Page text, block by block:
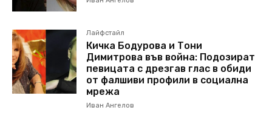
Лайфстайл
Кичка Бодурова и Тони
Димитрова във война: Подозират
певицата с дрезгав глас в обиди
от фалшиви профили в социална
мрежа
Иван Ангелов